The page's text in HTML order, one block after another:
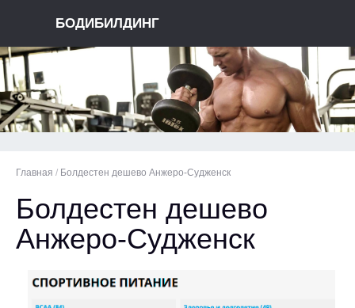
БОДИБИЛДИНГ
Главная / Болдестен дешево Анжеро-Судженск
Болдестен дешево
Анжеро-Судженск